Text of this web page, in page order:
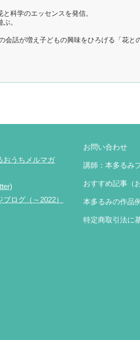
科学のエッセンスを発信。
。
会話が増え子どもの興味をひろげる「花と
おうちメルマガ
ログ（～2022）
お問い合わせ
講師：本多るみ
おすすめ記事（
本多るみの作品例
特定商取引法に